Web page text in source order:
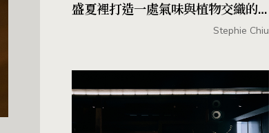
盛夏裡打造一處氣味與植物交織的
Stephie Chiu